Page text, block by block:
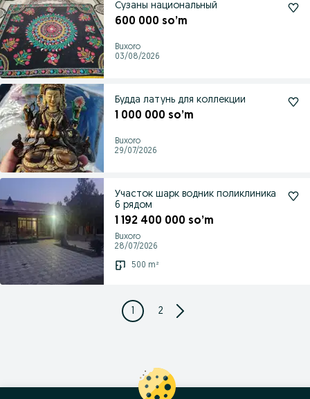
Сузаны национальный
600 000 so’m
Buxoro
03/08/2026
Будда латунь для коллекции
1 000 000 so’m
Buxoro
29/07/2026
Участок шарк водник поликлиника
6 рядом
1 192 400 000 so’m
Buxoro
28/07/2026
500 m²
1 2